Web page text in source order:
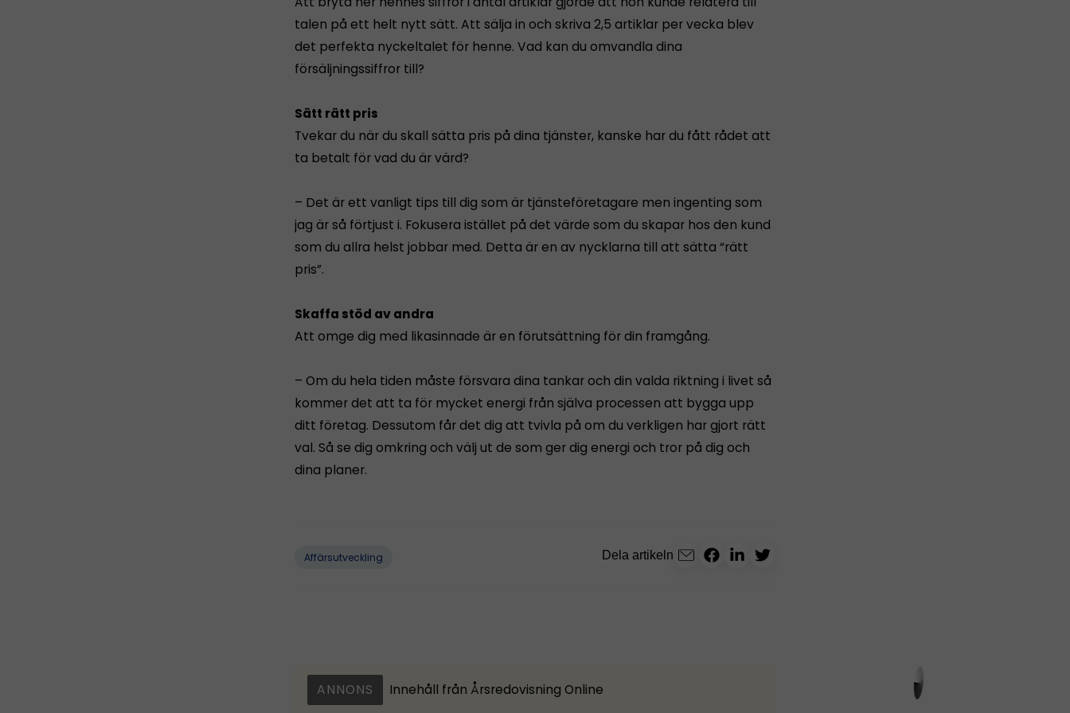
talen på ett helt nytt sätt. Att sälja in och skriva 2,5 artiklar per vecka blev
det perfekta nyckeltalet för henne. Vad kan du omvandla dina
försäljningssiffror till?
Sätt rätt pris
Tvekar du när du skall sätta pris på dina tjänster, kanske har du fått rådet att
ta betalt för vad du är värd?
– Det är ett vanligt tips till dig som är tjänsteföretagare men ingenting som
jag är så förtjust i. Fokusera istället på det värde som du skapar hos den kund
som du allra helst jobbar med. Detta är en av nycklarna till att sätta “rätt
pris”.
Skaffa stöd av andra
Att omge dig med likasinnade är en förutsättning för din framgång.
– Om du hela tiden måste försvara dina tankar och din valda riktning i livet så
kommer det att ta för mycket energi från själva processen att bygga upp
ditt företag. Dessutom får det dig att tvivla på om du verkligen har gjort rätt
val. Så se dig omkring och välj ut de som ger dig energi och tror på dig och
dina planer.
Affärsutveckling Dela artikeln
ANNONS Innehåll från Årsredovisning Online